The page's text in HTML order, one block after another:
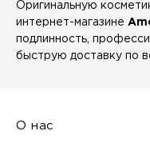
Оригинальную
интернет-магазине
подлинность,
быструю доставку по
О нас